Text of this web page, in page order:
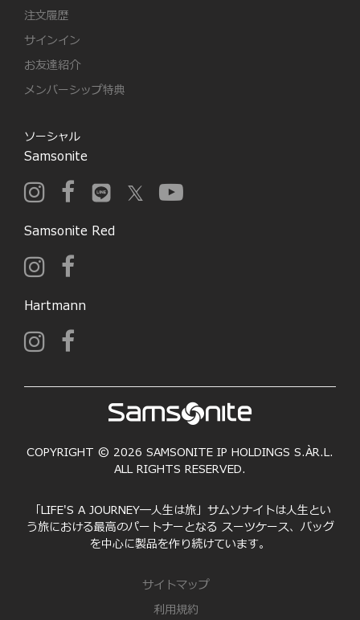
注文履歴
サインイン
お友達紹介
メンバーシップ特典
ソーシャル
Samsonite
Samsonite Red
Hartmann
COPYRIGHT © 2026 SAMSONITE IP HOLDINGS S.ÀR.L.
ALL RIGHTS RESERVED.
「LIFE'S A JOURNEY―人生は旅」サムソナイトは人生とい
う旅における最高のパートナーとなる スーツケース、バッグ
を中心に製品を作り続けています。
サイトマップ
利用規約